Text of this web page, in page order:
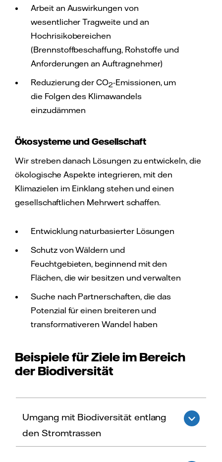
Arbeit an Auswirkungen von
wesentlicher Tragweite und an
Hochrisikobereichen
(Brennstoffbeschaffung, Rohstoffe und
Anforderungen an Auftragnehmer)
Reduzierung der CO2-Emissionen, um
die Folgen des Klimawandels
einzudämmen
Ökosysteme und Gesellschaft
Wir streben danach Lösungen zu entwickeln, die
ökologische Aspekte integrieren, mit den
Klimazielen im Einklang stehen und einen
gesellschaftlichen Mehrwert schaffen.
Entwicklung naturbasierter Lösungen
Schutz von Wäldern und
Feuchtgebieten, beginnend mit den
Flächen, die wir besitzen und verwalten
Suche nach Partnerschaften, die das
Potenzial für einen breiteren und
transformativeren Wandel haben
Beispiele für Ziele im Bereich
der Biodiversität
Umgang mit Biodiversität entlang
den Stromtrassen